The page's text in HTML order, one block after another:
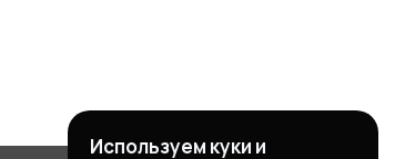
Используем куки и